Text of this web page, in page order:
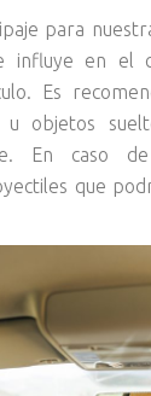
para
influye en el
Es
u objetos
En caso
que